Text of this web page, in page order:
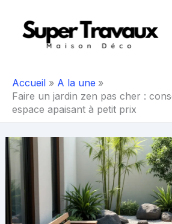
contenu
Accueil
A la une
Faire un jardin zen pas cher :
espace apaisant à petit prix